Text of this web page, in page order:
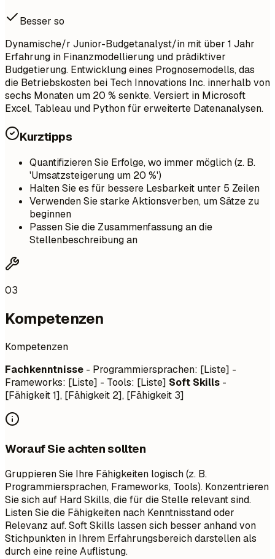
Besser so
Dynamische/r Junior-Budgetanalyst/in mit über 1 Jahr
Erfahrung in Finanzmodellierung und prädiktiver
Budgetierung. Entwicklung eines Prognosemodells, das
die Betriebskosten bei Tech Innovations Inc. innerhalb von
sechs Monaten um 20 % senkte. Versiert in Microsoft
Excel, Tableau und Python für erweiterte Datenanalysen.
Kurztipps
Quantifizieren Sie Erfolge, wo immer möglich (z. B.
'Umsatzsteigerung um 20 %')
Halten Sie es für bessere Lesbarkeit unter 5 Zeilen
Verwenden Sie starke Aktionsverben, um Sätze zu
beginnen
Passen Sie die Zusammenfassung an die
Stellenbeschreibung an
03
Kompetenzen
Kompetenzen
Fachkenntnisse - Programmiersprachen: [Liste] -
Frameworks: [Liste] - Tools: [Liste] Soft Skills -
[Fähigkeit 1], [Fähigkeit 2], [Fähigkeit 3]
Worauf Sie achten sollten
Gruppieren Sie Ihre Fähigkeiten logisch (z. B.
Programmiersprachen, Frameworks, Tools). Konzentrieren
Sie sich auf Hard Skills, die für die Stelle relevant sind.
Listen Sie die Fähigkeiten nach Kenntnisstand oder
Relevanz auf. Soft Skills lassen sich besser anhand von
Stichpunkten in Ihrem Erfahrungsbereich darstellen als
durch eine reine Auflistung.